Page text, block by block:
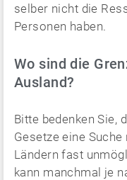
selber nicht die
Personen haben.
Wo sind die
Ausland?
Bitte bedenken Sie,
Gesetze eine
Ländern fast
kann manchmal je